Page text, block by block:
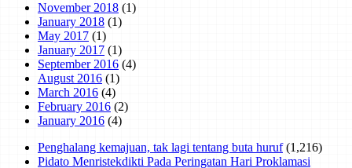
November 2018 (1)
January 2018 (1)
May 2017 (1)
January 2017 (1)
September 2016 (4)
August 2016 (1)
March 2016 (4)
February 2016 (2)
January 2016 (4)
Penghalang kemajuan, tak lagi tentang buta huruf (1,216)
Pidato Menristekdikti Pada Peringatan Hari Proklamasi